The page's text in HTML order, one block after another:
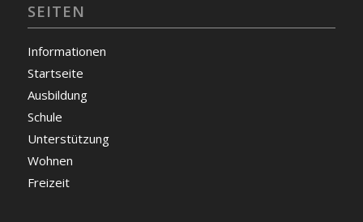
SEITEN
Informationen
Startseite
Ausbildung
Schule
Unterstützung
Wohnen
Freizeit